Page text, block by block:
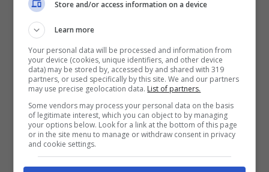
calda dei bonus edilizi ha visto calare i lavori
e teme l’autunno. Un piccolo imprenditore
che paga ancora linee di credito più care,
anche se il costo del denaro ha iniziato a
scendere dopo i tagli della Bce. Sono indizi
minuscoli, ma raccontano come l’
realefiltra le scelte politiche.
Store and/or access information on a device
Learn more
Your personal data will be processed and information from
your device (cookies, unique identifiers, and other device
data) may be stored by, accessed by and shared with 319
partners, or used specifically by this site. We and our partners
may use precise geolocation data. List of partners.
Some vendors may process your personal data on the basis
of legitimate interest, which you can object to by managing
your options below. Look for a link at the bottom of this page
or in the site menu to manage or withdraw consent in privacy
and cookie settings.